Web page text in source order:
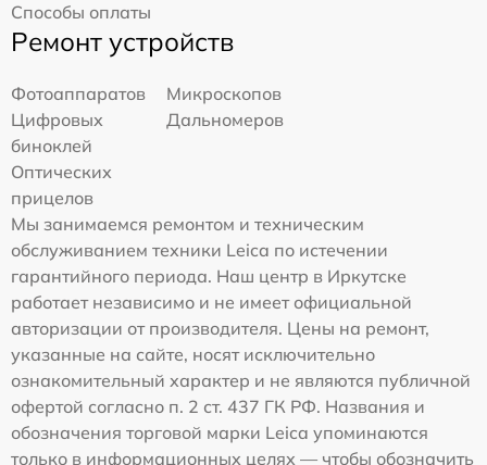
Способы оплаты
Ремонт устройств
Фотоаппаратов
Микроскопов
Цифровых
биноклей
Дальномеров
Оптических
прицелов
Мы занимаемся ремонтом и техническим
обслуживанием техники Leica по истечении
гарантийного периода. Наш центр в Иркутске
работает независимо и не имеет официальной
авторизации от производителя. Цены на ремонт,
указанные на сайте, носят исключительно
ознакомительный характер и не являются публичной
офертой согласно п. 2 ст. 437 ГК РФ. Названия и
обозначения торговой марки Leica упоминаются
только в информационных целях — чтобы обозначить